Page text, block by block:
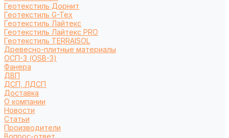
Геотекстиль Дорнит
Геотекстиль G-Tex
Геотекстиль Лайтекс
Геотекстиль Лайтекс PRO
Геотекстиль TERRAISOL
Древесно-плитные материалы
ОСП-3 (OSB-3)
Фанера
ДВП
ДСП, ЛДСП
Доставка
О компании
Новости
Статьи
Производители
Вопрос-ответ